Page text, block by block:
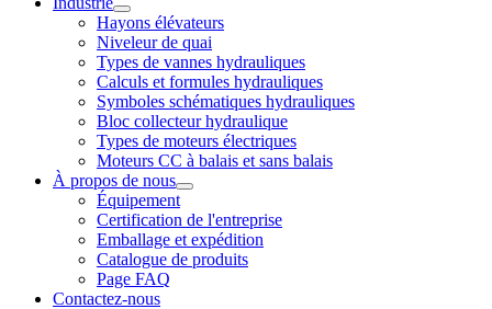
Hayons élévateurs
Niveleur de quai
Types de vannes hydrauliques
Calculs et formules hydrauliques
Symboles schématiques hydrauliques
Bloc collecteur hydraulique
Types de moteurs électriques
Moteurs CC à balais et sans balais
À propos de nous
Équipement
Certification de l'entreprise
Emballage et expédition
Catalogue de produits
Page FAQ
Contactez-nous